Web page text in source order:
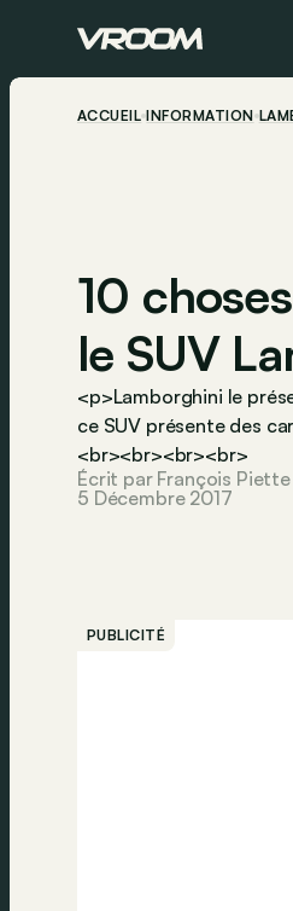
ACCUEIL INFORMATION
10
le SUV
<p>Lamborghini le
ce SUV présente des
<br><br><br><br>
Écrit par François Piette
5 Décembre 2017
PUBLICITÉ